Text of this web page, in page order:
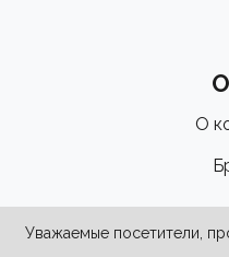
О
Уважаемые посетители,